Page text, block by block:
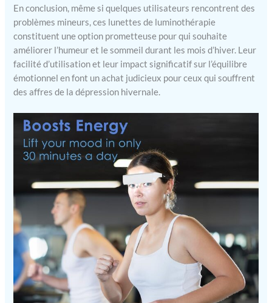
En conclusion, même si quelques utilisateurs rencontrent des
problèmes mineurs, ces lunettes de luminothérapie
constituent une option prometteuse pour qui souhaite
améliorer l’humeur et le sommeil durant les mois d’hiver. Leur
facilité d’utilisation et leur impact significatif sur l’équilibre
émotionnel en font un achat judicieux pour ceux qui souffrent
des affres de la dépression hivernale.